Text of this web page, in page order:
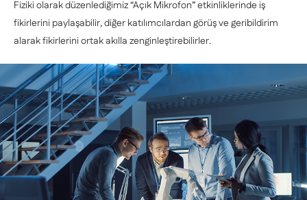
Fiziki olarak düzenlediğimiz “Açık Mikrofon” etkinliklerinde iş
fikirlerini paylaşabilir, diğer katılımcılardan görüş ve geribildirim
alarak fikirlerini ortak akılla zenginleştirebilirler.